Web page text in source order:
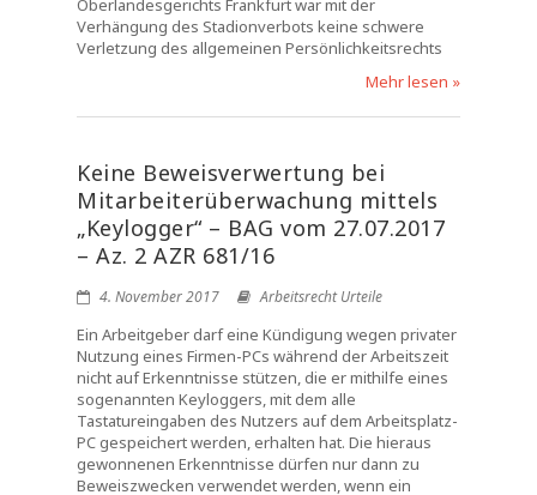
Oberlandesgerichts Frankfurt war mit der
Verhängung des Stadionverbots keine schwere
Verletzung des allgemeinen Persönlichkeitsrechts
Mehr lesen »
Keine Beweisverwertung bei
Mitarbeiterüberwachung mittels
„Keylogger“ – BAG vom 27.07.2017
– Az. 2 AZR 681/16
4. November 2017 Arbeitsrecht Urteile
Ein Arbeitgeber darf eine Kündigung wegen privater
Nutzung eines Firmen-PCs während der Arbeitszeit
nicht auf Erkenntnisse stützen, die er mithilfe eines
sogenannten Keyloggers, mit dem alle
Tastatureingaben des Nutzers auf dem Arbeitsplatz-
PC gespeichert werden, erhalten hat. Die hieraus
gewonnenen Erkenntnisse dürfen nur dann zu
Beweiszwecken verwendet werden, wenn ein